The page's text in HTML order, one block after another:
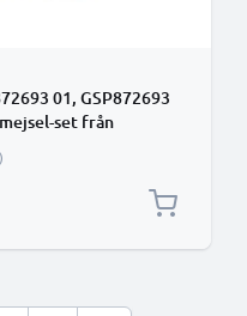
01, GSP872693
set från